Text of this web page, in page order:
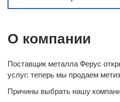
О компании
Поставщик металла Ферус
услуг: теперь мы продаем
Причины выбрать нашу